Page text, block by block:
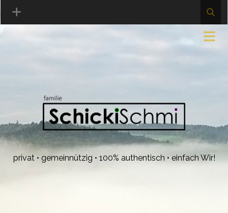
privat • gemeinnützig • 100% authentisch • einfach Wir!